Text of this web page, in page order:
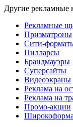
Другие рекламные
Рекламные
Призматроны
Сити-
Пилларсы
Брандмауэры
Суперсайты
Видеоэкраны
Реклама на
Реклама на
Промо-акции